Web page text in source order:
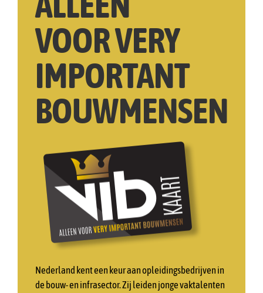
VOOR VERY
IMPORTANT
BOUWMENSEN
Nederland kent een keur aan opleidingsbedrijven in
de bouw- en infrasector. Zij leiden jonge vaktalenten